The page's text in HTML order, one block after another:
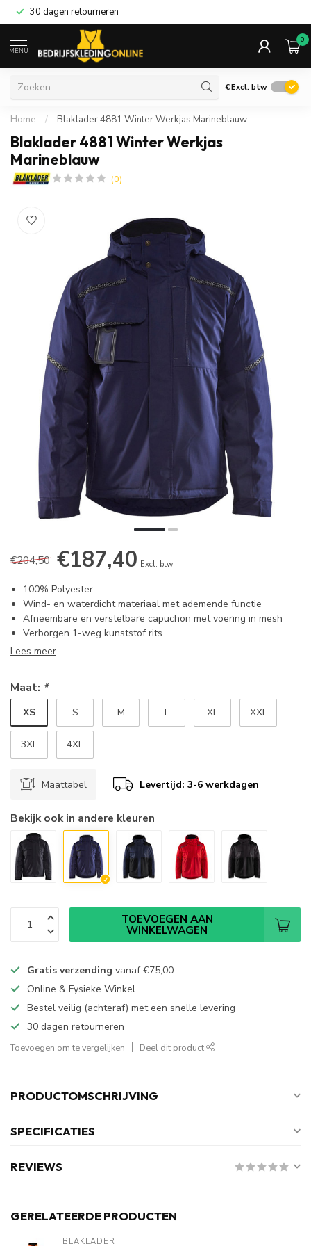
30 dagen retourneren
MENU
0
€Excl. btw
Home / Blaklader 4881 Winter Werkjas Marineblauw
Blaklader 4881 Winter Werkjas
Marineblauw
(0)
€204,50 €187,40 Excl. btw
100% Polyester
Wind- en waterdicht materiaal met ademende functie
Afneembare en verstelbare capuchon met voering in mesh
Verborgen 1-weg kunststof rits
Lees meer
Maat: *
XS S M L XL XXL
3XL 4XL
Maattabel Levertijd: 3-6 werkdagen
Bekijk ook in andere kleuren
TOEVOEGEN AAN
WINKELWAGEN
Gratis verzending vanaf€75,00
Online & Fysieke Winkel
Bestel veilig (achteraf) met een snelle levering
30 dagen retourneren
Toevoegen om te vergelijken Deel dit product
PRODUCTOMSCHRIJVING
SPECIFICATIES
REVIEWS
GERELATEERDE PRODUCTEN
BLAKLADER